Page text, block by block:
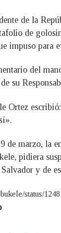
de la
de
impuso para
del
su
Ortez
de marzo, la
pidiera
Salvador y de
status/